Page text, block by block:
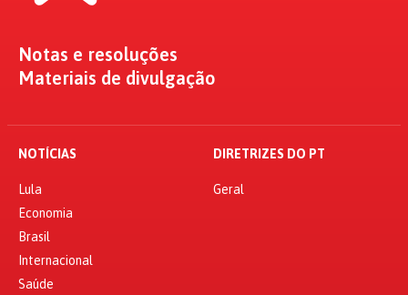
Notas e resoluções
Materiais de divulgação
NOTÍCIAS
Lula
Economia
Brasil
Internacional
Saúde
DIRETRIZES DO PT
Geral